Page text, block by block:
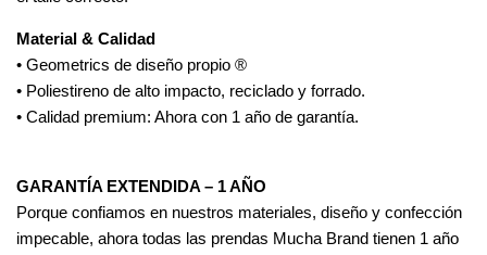
Material & Calidad
• Geometrics de diseño propio ®
• Poliestireno de alto impacto, reciclado y forrado.
• Calidad premium: Ahora con 1 año de garantía.
GARANTÍA EXTENDIDA – 1 AÑO
Porque confiamos en nuestros materiales, diseño y confección
impecable, ahora todas las prendas Mucha Brand tienen 1 año